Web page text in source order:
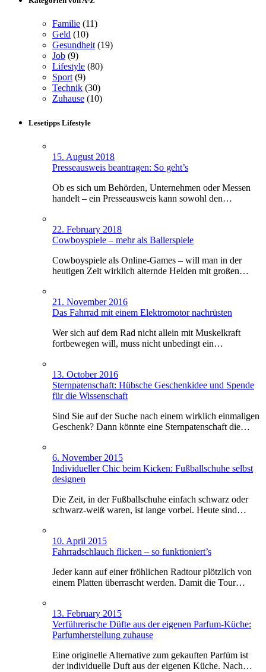
Familie (11)
Geld (10)
Gesundheit (19)
Job (9)
Lifestyle (80)
Sport (9)
Technik (30)
Zuhause (10)
Lesetipps Lifestyle
15. August 2018
Presseausweis beantragen: So geht’s
Ob es sich um Behörden, Unternehmen oder Messen
handelt – ein Presseausweis kann sowohl den…
22. February 2018
Cowboyspiele – mehr als Ballerspiele
Cowboyspiele als Online-Games – will man in der
heutigen Zeit wirklich alternde Helden mit großen…
21. November 2016
Das Fahrrad mit einem Elektromotor nachrüsten
Wer sich auf dem Rad nicht allein mit Muskelkraft
fortbewegen will, muss nicht unbedingt ein…
13. October 2016
Sternpatenschaft: Hübsche Geschenkidee und Spende
für die Wissenschaft
Sind Sie auf der Suche nach einem wirklich einmaligen
Geschenk? Dann könnte eine Sternpatenschaft die…
6. November 2015
Individueller Chic beim Kicken: Fußballschuhe selbst
designen
Die Zeit, in der Fußballschuhe einfach schwarz oder
schwarz-weiß waren, ist lange vorbei. Heute sind…
10. April 2015
Fahrradschlauch flicken – so funktioniert’s
Jeder kann auf einer fröhlichen Radtour plötzlich von
einem Platten überrascht werden. Damit die Tour…
13. February 2015
Verführerische Düfte aus der eigenen Parfum-Küche:
Parfumherstellung zuhause
Eine originelle Alternative zum gekauften Parfüm ist
der individuelle Duft aus der eigenen Küche. Nach…